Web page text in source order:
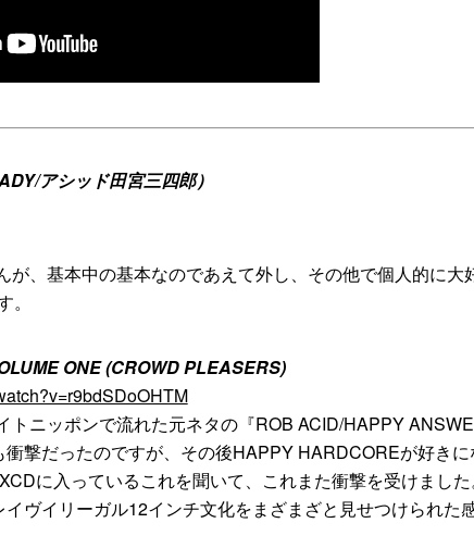
アシッド田宮三四郎）
が、基本中の基本なのであえて外し、その他で個人的に大
‬ONE (‪CROWD PLEASERS‬)
トニッポンで流れた元ネタの『ROB ACID/HAPPY
衝撃だったのですが、その後HAPPY HARDCOREが好き
に入っているこれを聞いて、これまた衝撃を受けまし
ヴイリーガル12インチ文化をまざまざと見せつけられた